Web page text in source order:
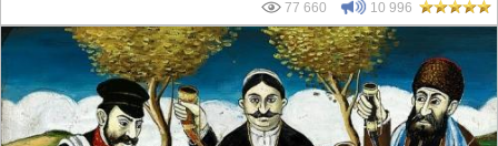
77 660 10 996